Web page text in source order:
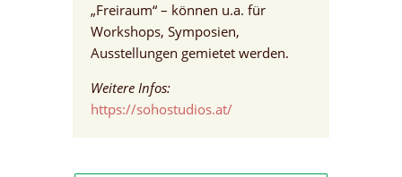
„Freiraum“ – können u.a. für
Workshops, Symposien,
Ausstellungen gemietet werden.
Weitere Infos:
https://sohostudios.at/